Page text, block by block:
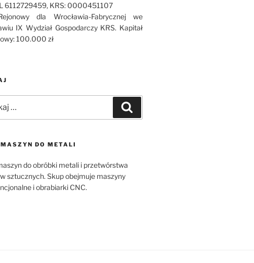
6112729459, KRS: 0000451107
dla Wrocławia-Fabrycznej we
IX Wydział Gospodarczy KRS. Kapitał
100.000 zł
DO METALI
do obróbki metali i przetwórstwa
sztucznych. Skup obejmuje maszyny
i obrabiarki CNC.